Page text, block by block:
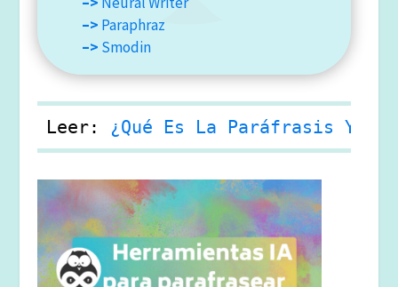
–> Paraphraz
–> Smodin
Leer: ¿Qué Es La Paráfrasis Y